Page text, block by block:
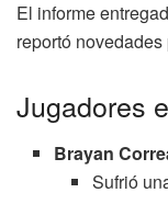
El informe
reportó
Jugadores
Brayan
Sufrió